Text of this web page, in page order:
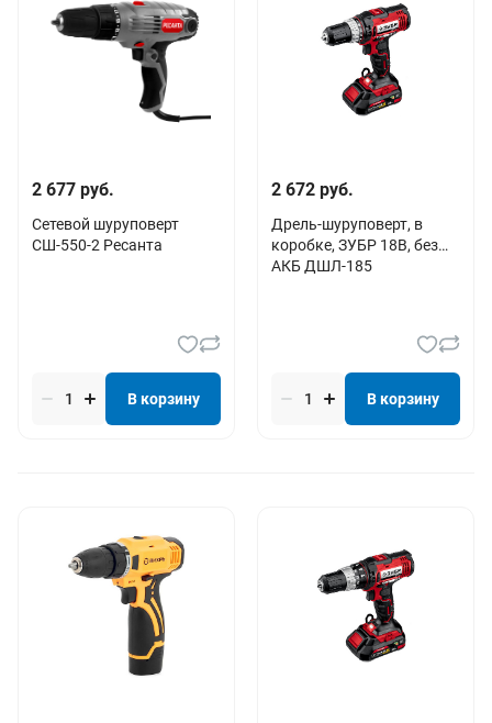
2 677 руб.
Сетевой шуруповерт
СШ-550-2 Ресанта
В корзину
2 672 руб.
Дрель-шуруповерт, в
коробке, ЗУБР 18В, без
АКБ ДШЛ-185
В корзину